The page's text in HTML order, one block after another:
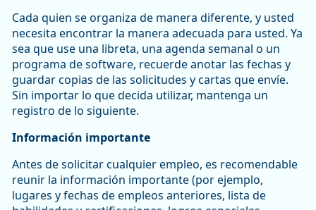
Cada quien se organiza de manera diferente, y usted
necesita encontrar la manera adecuada para usted. Ya
sea que use una libreta, una agenda semanal o un
programa de software, recuerde anotar las fechas y
guardar copias de las solicitudes y cartas que envíe.
Sin importar lo que decida utilizar, mantenga un
registro de lo siguiente.
Información importante
Antes de solicitar cualquier empleo, es recomendable
reunir la información importante (por ejemplo,
lugares y fechas de empleos anteriores, lista de